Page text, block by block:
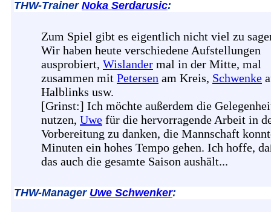
THW-Trainer Noka Serdarusic:
Zum Spiel gibt es eigentlich nicht viel zu
Wir haben heute verschiedene Aufstellungen
ausprobiert, Wislander mal in der Mitte, mal
zusammen mit Petersen am Kreis, Schwenke
Halblinks usw.
[Grinst:] Ich möchte außerdem die
nutzen, Uwe für die hervorragende Arbeit in
Vorbereitung zu danken, die Mannschaft
Minuten ein hohes Tempo gehen. Ich hoffe,
das auch die gesamte Saison aushält...
THW-Manager Uwe Schwenker: